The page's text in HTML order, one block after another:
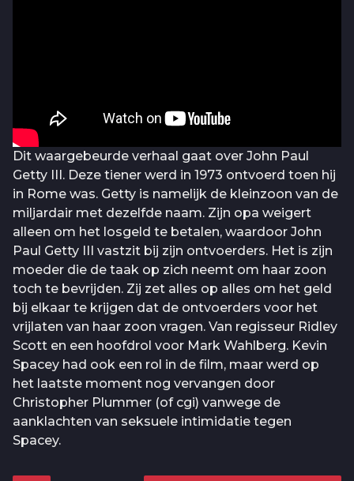
Dit waargebeurde verhaal gaat over John Paul
Getty III. Deze tiener werd in 1973 ontvoerd toen hij
in Rome was. Getty is namelijk de kleinzoon van de
miljardair met dezelfde naam. Zijn opa weigert
alleen om het losgeld te betalen, waardoor John
Paul Getty III vastzit bij zijn ontvoerders. Het is zijn
moeder die de taak op zich neemt om haar zoon
toch te bevrijden. Zij zet alles op alles om het geld
bij elkaar te krijgen dat de ontvoerders voor het
vrijlaten van haar zoon vragen. Van regisseur Ridley
Scott en een hoofdrol voor Mark Wahlberg. Kevin
Spacey had ook een rol in de film, maar werd op
het laatste moment nog vervangen door
Christopher Plummer (of cgi) vanwege de
aanklachten van seksuele intimidatie tegen
Spacey.